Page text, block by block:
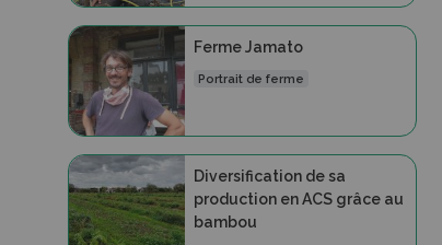
Ferme Jamato
Portrait de ferme
Diversification de sa
production en ACS grâce au
bambou